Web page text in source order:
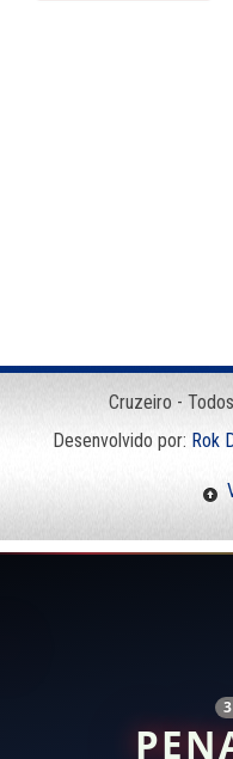
Cruzeiro -
Desenvolvido por: Rok